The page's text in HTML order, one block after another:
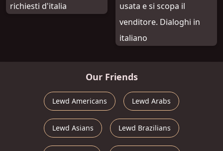
richiesti d'italia
usata e si scopa il
venditore. Dialoghi in
italiano
Our Friends
Lewd Americans Lewd Arabs
Lewd Asians Lewd Brazilians